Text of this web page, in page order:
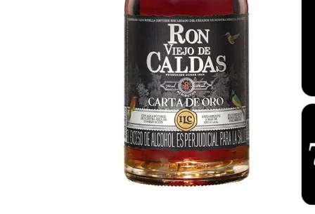
lácteos y refrigerados
vinos y licores
cuidado del bebé